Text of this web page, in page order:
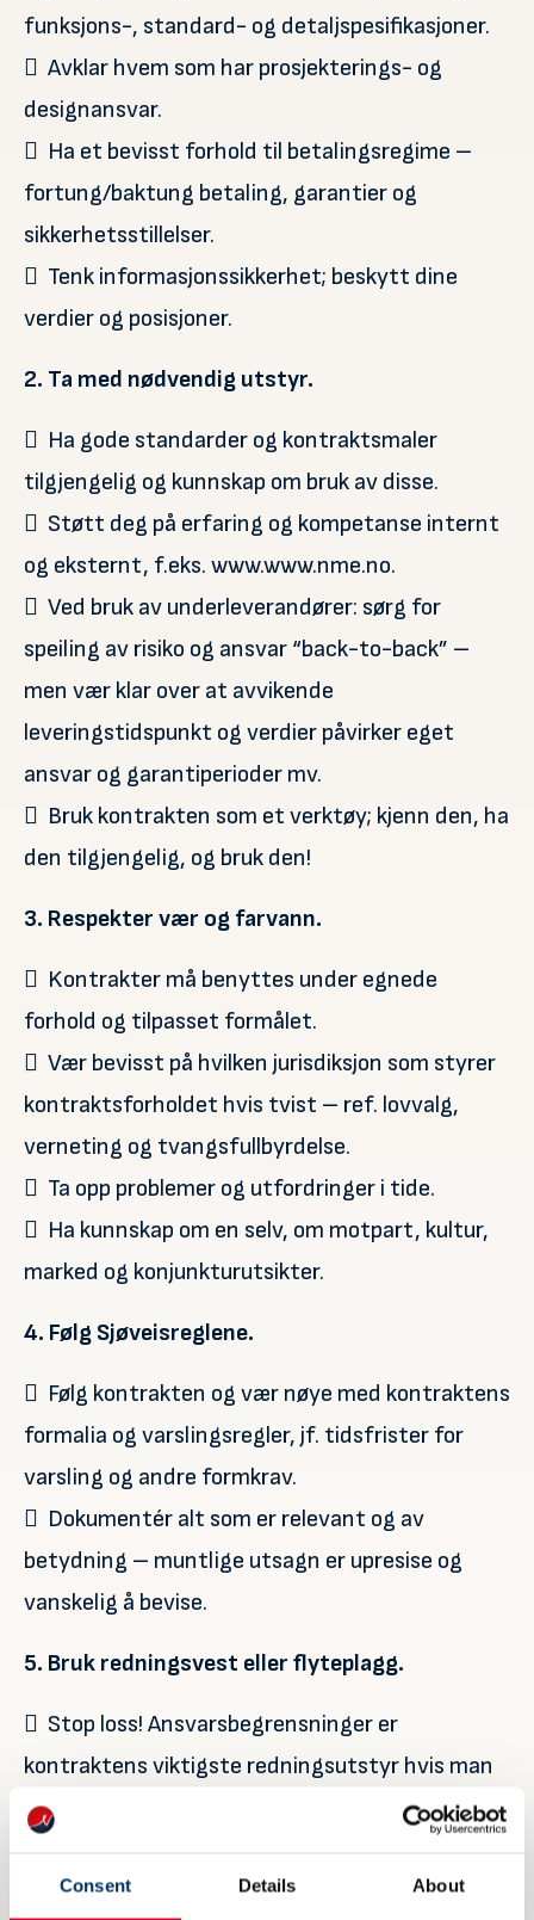
Consent Details About
funksjons-, standard- og detaljspesifikasjoner.
 Avklar hvem som har prosjekterings- og
designansvar.
 Ha et bevisst forhold til betalingsregime –
fortung/baktung betaling, garantier og
sikkerhetsstillelser.
 Tenk informasjonssikkerhet; beskytt dine
verdier og posisjoner.
2. Ta med nødvendig utstyr.
 Ha gode standarder og kontraktsmaler
tilgjengelig og kunnskap om bruk av disse.
 Støtt deg på erfaring og kompetanse internt
og eksternt, f.eks. www.www.nme.no.
 Ved bruk av underleverandører: sørg for
speiling av risiko og ansvar “back-to-back” –
men vær klar over at avvikende
leveringstidspunkt og verdier påvirker eget
ansvar og garantiperioder mv.
 Bruk kontrakten som et verktøy; kjenn den, ha
den tilgjengelig, og bruk den!
3. Respekter vær og farvann.
 Kontrakter må benyttes under egnede
forhold og tilpasset formålet.
 Vær bevisst på hvilken jurisdiksjon som styrer
kontraktsforholdet hvis tvist – ref. lovvalg,
verneting og tvangsfullbyrdelse.
 Ta opp problemer og utfordringer i tide.
 Ha kunnskap om en selv, om motpart, kultur,
marked og konjunkturutsikter.
4. Følg Sjøveisreglene.
 Følg kontrakten og vær nøye med kontraktens
formalia og varslingsregler, jf. tidsfrister for
varsling og andre formkrav.
 Dokumentér alt som er relevant og av
betydning – muntlige utsagn er upresise og
vanskelig å bevise.
5. Bruk redningsvest eller flyteplagg.
 Stop loss! Ansvarsbegrensninger er
kontraktens viktigste redningsutstyr hvis man
ikke klarer å oppfylle i tide (forsinkelse) eller
 Ha klare ansvarsbegrensninger m.h.t. beløp og